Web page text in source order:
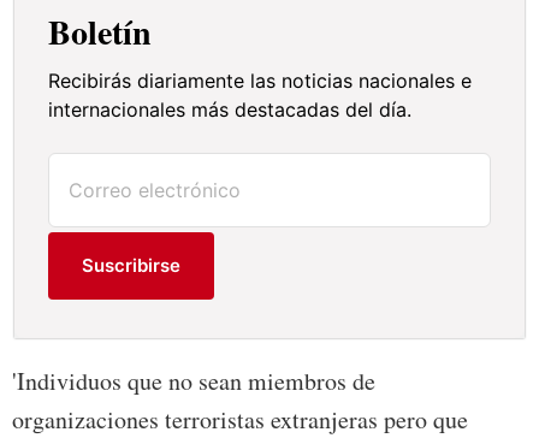
Boletín
Recibirás diariamente las noticias nacionales e
internacionales más destacadas del día.
Suscribirse
'Individuos que no sean miembros de
organizaciones terroristas extranjeras pero que